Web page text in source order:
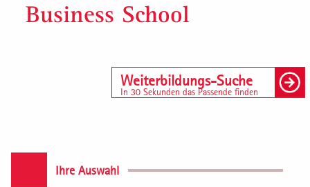
Business School
Weiterbildungs-Suche
In 30 Sekunden das Passende finden
Ihre Auswahl